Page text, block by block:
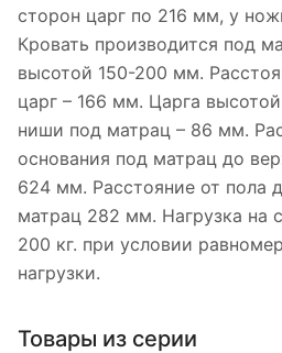
сторон царг по 216 мм, у
Кровать производится под
высотой 150-200 мм.
царг – 166 мм. Царга
ниши под матрац – 86 мм.
основания под матрац до
624 мм. Расстояние от пола
матрац 282 мм. Нагрузка на
200 кг. при условии
нагрузки.
Товары из серии